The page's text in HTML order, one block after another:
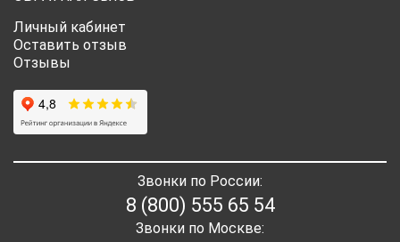
Личный кабинет
Оставить отзыв
Отзывы
Звонки по России:
8 (800) 555 65 54
Звонки по Москве: